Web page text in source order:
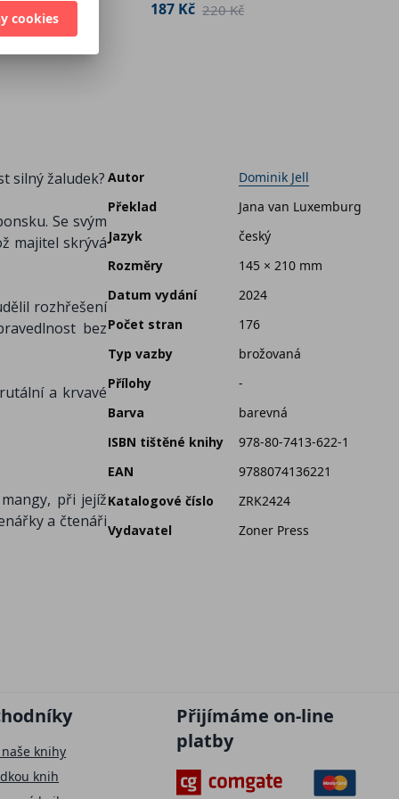
Kč
187 Kč 220 Kč
silný žaludek?
Se svým
majitel skrývá
rozhřešení
bez
a krvavé
při jejíž
a čtenáři
Autor
Dominik Jell
Překlad
Jana van Luxemburg
Jazyk
český
Rozměry
145 × 210 mm
Datum vydání
2024
Počet stran
176
Typ vazby
brožovaná
Přílohy
-
Barva
barevná
ISBN tištěné knihy
978-80-7413-622-1
EAN
9788074136221
Katalogové číslo
ZRK2424
Vydavatel
Zoner Press
knihy
knih
Přijímáme on-line
platby
cookies